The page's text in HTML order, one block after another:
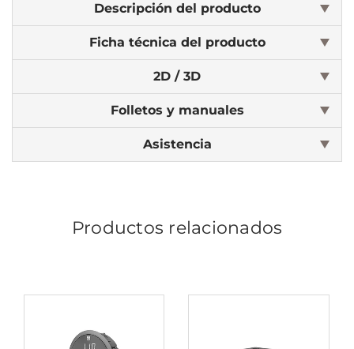
Descripción del producto
Ficha técnica del producto
2D / 3D
Folletos y manuales
Asistencia
Productos relacionados